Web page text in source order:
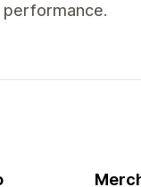
performance.